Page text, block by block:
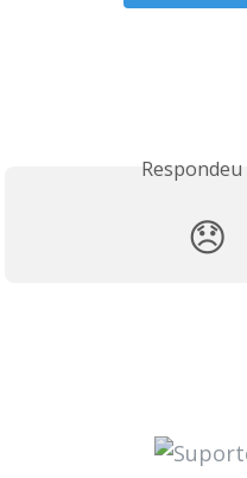
😞